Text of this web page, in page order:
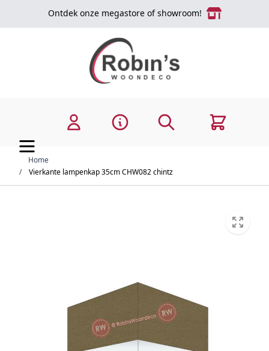
Ga naar de inhoudOntdek onze megastore of showroom!
Zoek Cart
Home
/
Vierkante lampenkap 35cm CHW082 chintz